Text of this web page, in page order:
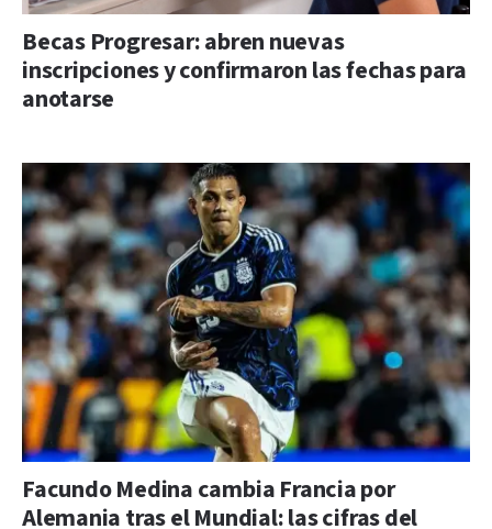
Becas Progresar: abren nuevas
inscripciones y confirmaron las fechas para
anotarse
Facundo Medina cambia Francia por
Alemania tras el Mundial: las cifras del